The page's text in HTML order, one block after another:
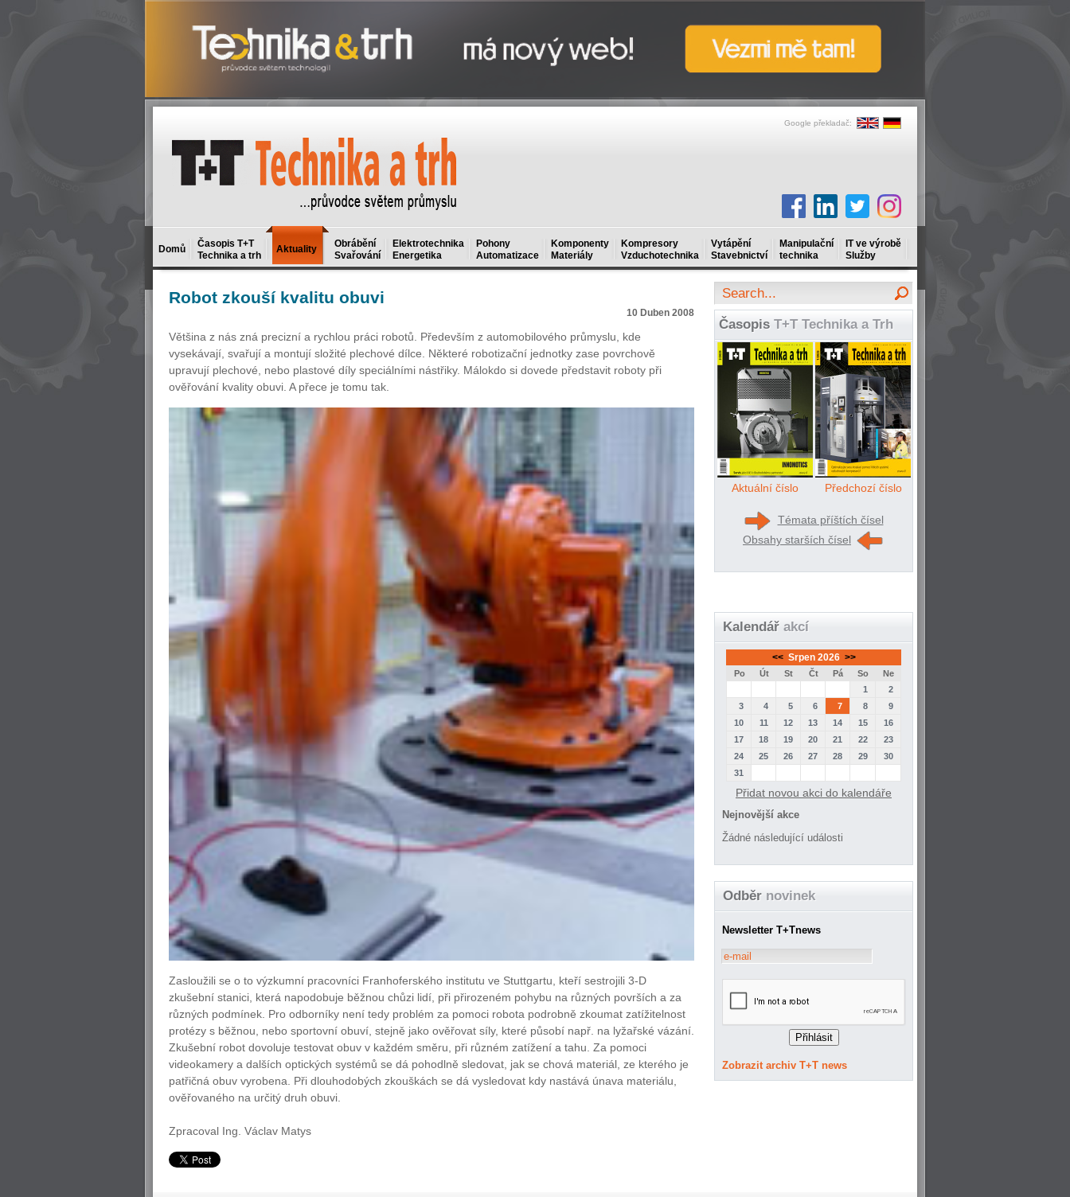
Google překladač:
Domů
Časopis T+T
Technika a trh
Aktuality
Obrábění
Svařování
Elektrotechnika
Energetika
Pohony
Automatizace
Komponenty
Materiály
Kompresory
Vzduchotechnika
Vytápění
Stavebnictví
Manipulační
technika
IT ve výrobě
Služby
Robot zkouší kvalitu obuvi
10 Duben 2008
Většina z nás zná precizní a rychlou práci robotů. Především z automobilového průmyslu, kde
vysekávají, svařují a montují složité plechové dílce. Některé robotizační jednotky zase povrchově
upravují plechové, nebo plastové díly speciálními nástřiky. Málokdo si dovede představit roboty při
ověřování kvality obuvi. A přece je tomu tak.
Zasloužili se o to výzkumní pracovníci Franhoferského institutu ve Stuttgartu, kteří sestrojili 3-D
zkušební stanici, která napodobuje běžnou chůzi lidí, při přirozeném pohybu na různých površích a za
různých podmínek. Pro odborníky není tedy problém za pomoci robota podrobně zkoumat zatížitelnost
protézy s běžnou, nebo sportovní obuví, stejně jako ověřovat síly, které působí např. na lyžařské vázání.
Zkušební robot dovoluje testovat obuv v každém směru, při různém zatížení a tahu. Za pomoci
videokamery a dalších optických systémů se dá pohodlně sledovat, jak se chová materiál, ze kterého je
patřičná obuv vyrobena. Při dlouhodobých zkouškách se dá vysledovat kdy nastává únava materiálu,
ověřovaného na určitý druh obuvi.
Zpracoval Ing. Václav Matys
Časopis T+T Technika a Trh
Aktuální číslo Předchozí číslo
Témata příštích čísel
Obsahy starších čísel
Kalendář akcí
<< Srpen 2026 >>
Po Út St Čt Pá So
Ne
1
2
3
4 5 6 7 8
9
10
11 12 13 14 15
16
17
18 19 20 21 22
23
24
25 26 27 28 29
30
31
Přidat novou akci do kalendáře
Nejnovější akce
Žádné následující události
Odběr novinek
Newsletter T+Tnews
Zobrazit archiv T+T news